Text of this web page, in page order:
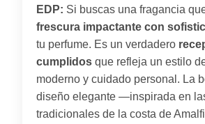
EDP: Si buscas una fragancia
frescura impactante con
tu perfume. Es un verdadero
cumplidos que refleja un estilo
moderno y cuidado personal. La
diseño elegante —inspirada en
tradicionales de la costa de